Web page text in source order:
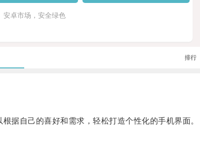
安卓市场，安全绿色
排行
自己的喜好和需求，轻松打造个性化的手机界面。